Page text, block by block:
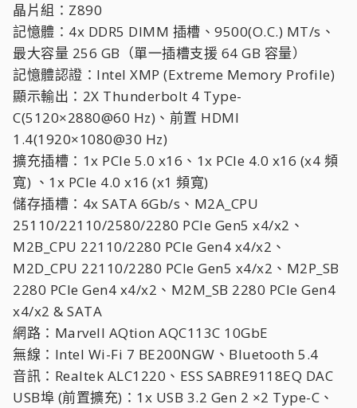
晶片組：Z890
記憶體：4x DDR5 DIMM 插槽、9500(O.C.) MT/s、
最大容量 256 GB（單一插槽支援 64 GB 容量）
記憶體認證：Intel XMP (Extreme Memory Profile)
顯示輸出：2X Thunderbolt 4 Type-
C(5120×2880@60 Hz)、前置 HDMI
1.4(1920×1080@30 Hz)
擴充插槽：1x PCIe 5.0 x16、1x PCIe 4.0 x16 (x4 頻
寬) 、1x PCIe 4.0 x16 (x1 頻寬)
儲存插槽：4x SATA 6Gb/s、M2A_CPU
25110/22110/2580/2280 PCIe Gen5 x4/x2、
M2B_CPU 22110/2280 PCIe Gen4 x4/x2、
M2D_CPU 22110/2280 PCIe Gen5 x4/x2、M2P_SB
2280 PCIe Gen4 x4/x2、M2M_SB 2280 PCIe Gen4
x4/x2 & SATA
網路：Marvell AQtion AQC113C 10GbE
無線：Intel Wi-Fi 7 BE200NGW、Bluetooth 5.4
音訊：Realtek ALC1220、ESS SABRE9118EQ DAC
USB埠 (前置擴充)：1x USB 3.2 Gen 2 ×2 Type-C、